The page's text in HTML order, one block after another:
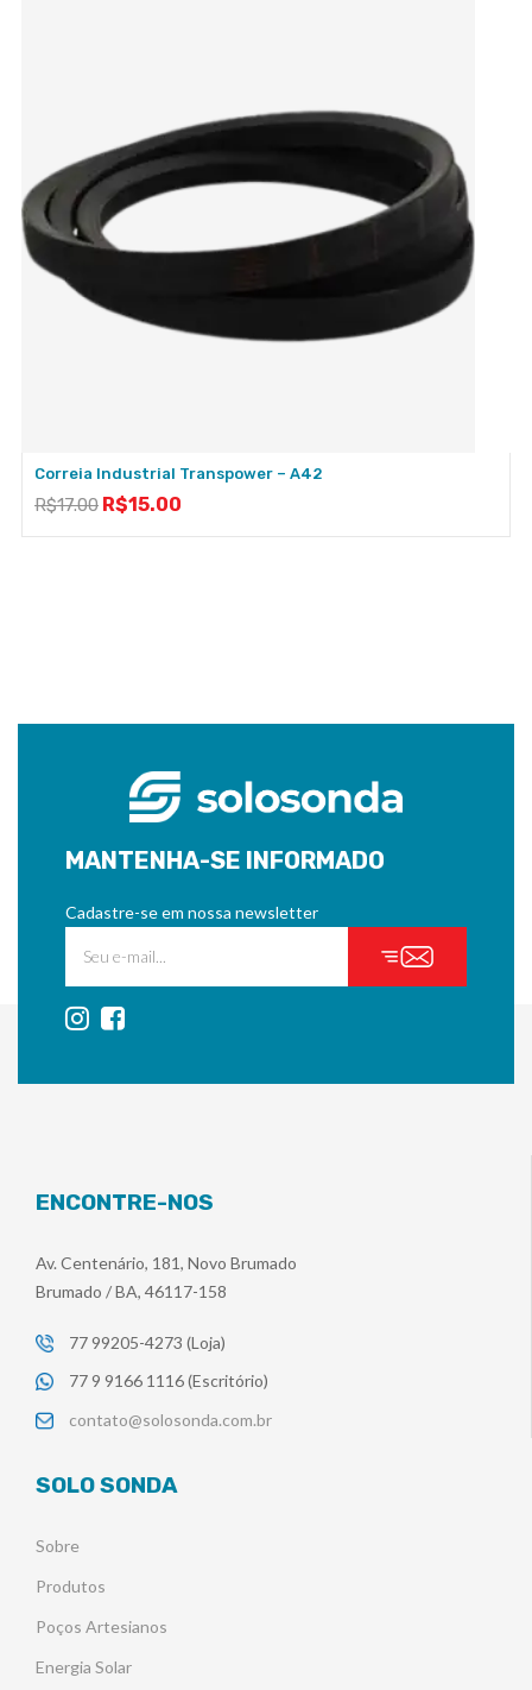
Correia Industrial Transpower – A42
R$17.00 R$15.00
MANTENHA-SE INFORMADO
Cadastre-se em nossa newsletter
ENCONTRE-NOS
Av. Centenário, 181, Novo Brumado
Brumado / BA, 46117-158
77 99205-4273 (Loja)
77 9 9166 1116 (Escritório)
contato@solosonda.com.br
SOLO SONDA
Sobre
Produtos
Poços Artesianos
Energia Solar